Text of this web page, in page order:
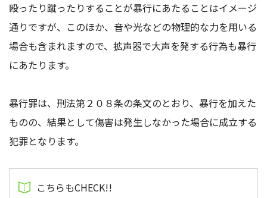
殴ったり蹴ったりすることが暴行にあたることはイメージ
通りですが、このほか、音や光などの物理的な力を用いる
場合も含まれますので、拡声器で大声を発する行為も暴行
にあたります。
暴行罪は、刑法第２０８条の条文のとおり、暴行を加えた
ものの、結果として傷害は発生しなかった場合に成立する
犯罪となります。